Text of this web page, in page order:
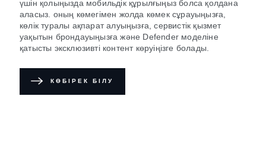
үшін қолыңызда мобильдік құрылғыңыз болса қолдана
аласыз. оның көмегімен жолда көмек сұрауыңызға,
көлік туралы ақпарат алуыңызға, сервистік қызмет
уақытын брондауыңызға және Defender моделіне
қатысты эксклюзивті контент көруіңізге болады.
КӨБІРЕК БІЛУ